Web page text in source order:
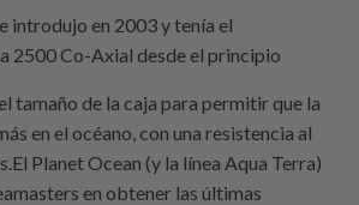
introdujo en 2003 y tenía el
2500 Co-Axial desde el principio
tamaño de la caja para permitir que la
en el océano, con una resistencia al
Planet Ocean (y la línea Aqua Terra)
en obtener las últimas